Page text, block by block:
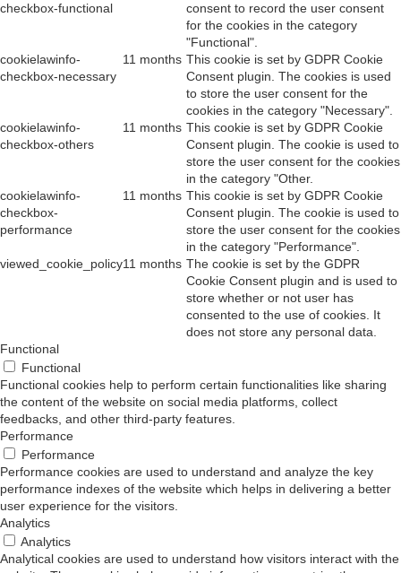
checkbox-functional
consent to record the user consent
for the cookies in the category
"Functional".
cookielawinfo-
checkbox-necessary
11 months This cookie is set by GDPR Cookie
Consent plugin. The cookies is used
to store the user consent for the
cookies in the category "Necessary".
cookielawinfo-
checkbox-others
11 months This cookie is set by GDPR Cookie
Consent plugin. The cookie is used to
store the user consent for the cookies
in the category "Other.
cookielawinfo-
checkbox-
performance
11 months This cookie is set by GDPR Cookie
Consent plugin. The cookie is used to
store the user consent for the cookies
in the category "Performance".
viewed_cookie_policy11 months The cookie is set by the GDPR
Cookie Consent plugin and is used to
store whether or not user has
consented to the use of cookies. It
does not store any personal data.
Functional
Functional
Functional cookies help to perform certain functionalities like sharing
the content of the website on social media platforms, collect
feedbacks, and other third-party features.
Performance
Performance
Performance cookies are used to understand and analyze the key
performance indexes of the website which helps in delivering a better
user experience for the visitors.
Analytics
Analytics
Analytical cookies are used to understand how visitors interact with the